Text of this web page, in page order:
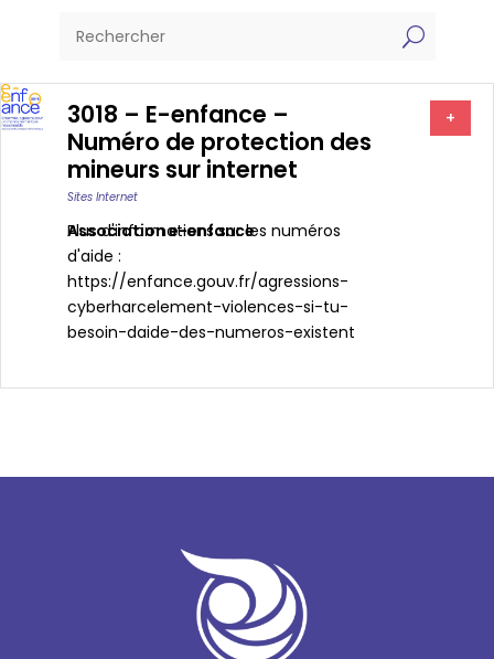
U
3018 – E-enfance –
Numéro de protection des
mineurs sur internet
Sites Internet
Association e-enfance
Plus d'informations sur les numéros
d'aide :
https://enfance.gouv.fr/agressions-
cyberharcelement-violences-si-tu-
besoin-daide-des-numeros-existent
+